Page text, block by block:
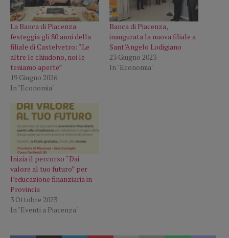
La Banca di Piacenza
festeggia gli 80 anni della
filiale di Castelvetro: “Le
altre le chiudono, noi le
teniamo aperte”
19 Giugno 2026
In "Economia"
Banca di Piacenza,
inaugurata la nuova filiale a
Sant’Angelo Lodigiano
23 Giugno 2023
In "Economia"
Inizia il percorso “Dai
valore al tuo futuro” per
l’educazione finanziaria in
Provincia
3 Ottobre 2023
In "Eventi a Piacenza"